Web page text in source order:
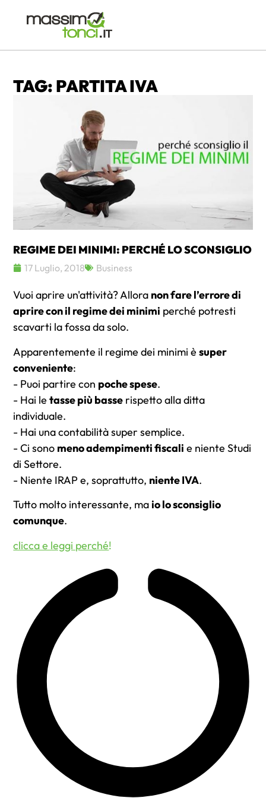
TAG: PARTITA IVA
REGIME DEI MINIMI: PERCHÉ LO SCONSIGLIO
17 Luglio, 2018 Business
Vuoi aprire un'attività? Allora non fare l’errore di
aprire con il regime dei minimi perché potresti
scavarti la fossa da solo.
Apparentemente il regime dei minimi èsuper
conveniente:
- Puoi partire con poche spese.
- Hai letasse più basse rispetto alla ditta
individuale.
- Hai una contabilità super semplice.
- Ci sono meno adempimenti fiscali e niente Studi
di Settore.
- Niente IRAP e, soprattutto, niente IVA.
Tutto molto interessante, maio lo sconsiglio
comunque.
clicca e leggi perché!